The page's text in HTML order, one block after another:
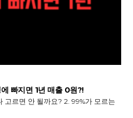
빠지면 1년 매출 0원?!